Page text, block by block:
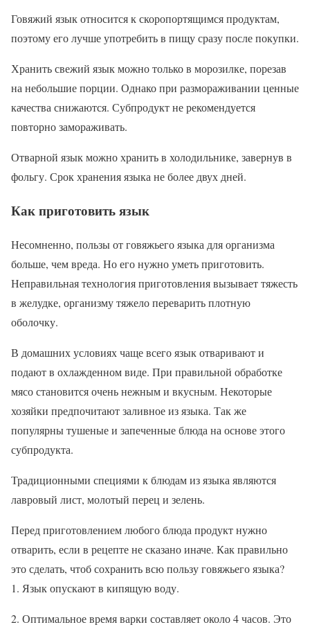
Говяжий язык относится к скоропортящимся продуктам,
поэтому его лучше употребить в пищу сразу после покупки.
Хранить свежий язык можно только в морозилке, порезав
на небольшие порции. Однако при размораживании ценные
качества снижаются. Субпродукт не рекомендуется
повторно замораживать.
Отварной язык можно хранить в холодильнике, завернув в
фольгу. Срок хранения языка не более двух дней.
Как приготовить язык
Несомненно, пользы от говяжьего языка для организма
больше, чем вреда. Но его нужно уметь приготовить.
Неправильная технология приготовления вызывает тяжесть
в желудке, организму тяжело переварить плотную
оболочку.
В домашних условиях чаще всего язык отваривают и
подают в охлажденном виде. При правильной обработке
мясо становится очень нежным и вкусным. Некоторые
хозяйки предпочитают заливное из языка. Так же
популярны тушеные и запеченные блюда на основе этого
субпродукта.
Традиционными специями к блюдам из языка являются
лавровый лист, молотый перец и зелень.
Перед приготовлением любого блюда продукт нужно
отварить, если в рецепте не сказано иначе. Как правильно
это сделать, чтоб сохранить всю пользу говяжьего языка?
1. Язык опускают в кипящую воду.
2. Оптимальное время варки составляет около 4 часов. Это